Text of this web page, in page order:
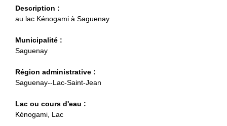
Description :
au lac Kénogami à Saguenay
Municipalité :
Saguenay
Région administrative :
Saguenay--Lac-Saint-Jean
Lac ou cours d'eau :
Kénogami, Lac